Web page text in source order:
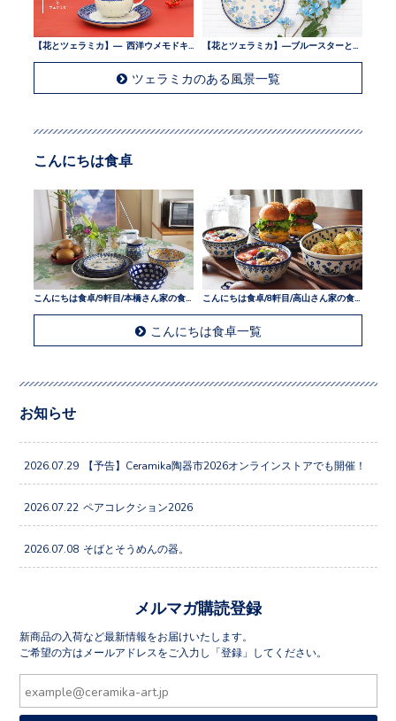
ツェラミカのある風景一覧
こんにちは食卓
こんにちは食卓/9軒目/本橋さん家の食卓
こんにちは食卓一覧
お知らせ
2026.07.29 【予告】Ceramika陶器市2026オンラインストアでも開催！
2026.07.22 ペアコレクション2026
2026.07.08 そばとそうめんの器。
メルマガ購読登録
新商品の入荷など最新情報をお届けいたします。
ご希望の方はメールアドレスをご入力し「登録」してください。